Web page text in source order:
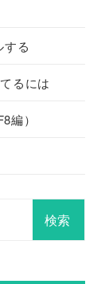
る
るには
編）